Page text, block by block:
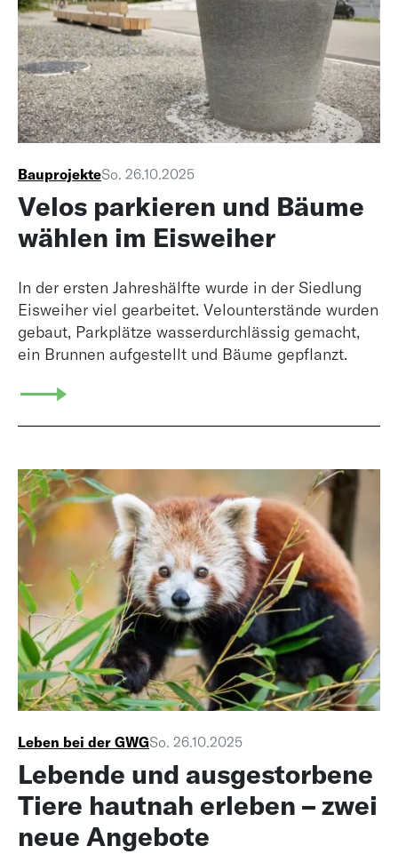
BauprojekteSo. 26.10.2025
Velos parkieren und Bäume
wählen im Eisweiher
In der ersten Jahreshälfte wurde in der Siedlung
Eisweiher viel gearbeitet. Velounterstände wurden
gebaut, Parkplätze wasserdurchlässig gemacht,
ein Brunnen aufgestellt und Bäume gepflanzt.
Leben bei der GWGSo. 26.10.2025
Lebende und ausgestorbene
Tiere hautnah erleben – zwei
neue Angebote